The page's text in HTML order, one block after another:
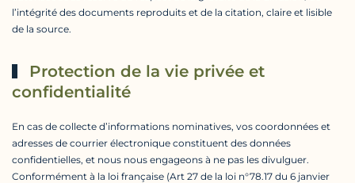
l’intégrité des documents reproduits et de la citation, claire et lisible
de la source.
Protection de la vie privée et
confidentialité
En cas de collecte d’informations nominatives, vos coordonnées et
adresses de courrier électronique constituent des données
confidentielles, et nous nous engageons à ne pas les divulguer.
Conformément à la loi française (Art 27 de la loi n°78.17 du 6 janvier